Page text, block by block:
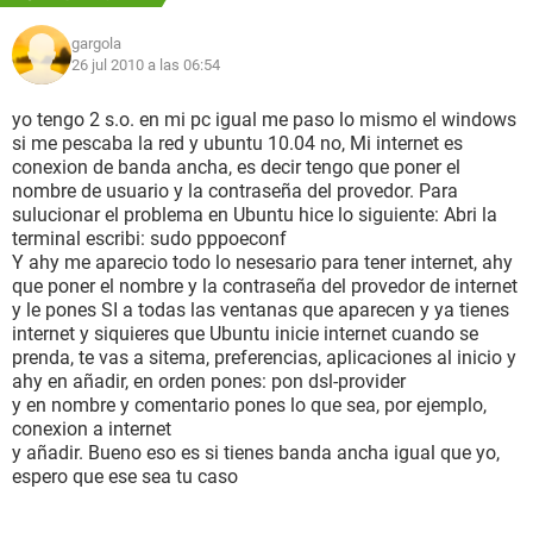
gargola
26 jul 2010 a las 06:54
yo tengo 2 s.o. en mi pc igual me paso lo mismo el windows
si me pescaba la red y ubuntu 10.04 no, Mi internet es
conexion de banda ancha, es decir tengo que poner el
nombre de usuario y la contraseña del provedor. Para
sulucionar el problema en Ubuntu hice lo siguiente: Abri la
terminal escribi: sudo pppoeconf
Y ahy me aparecio todo lo nesesario para tener internet, ahy
que poner el nombre y la contraseña del provedor de internet
y le pones SI a todas las ventanas que aparecen y ya tienes
internet y siquieres que Ubuntu inicie internet cuando se
prenda, te vas a sitema, preferencias, aplicaciones al inicio y
ahy en añadir, en orden pones: pon dsl-provider
y en nombre y comentario pones lo que sea, por ejemplo,
conexion a internet
y añadir. Bueno eso es si tienes banda ancha igual que yo,
espero que ese sea tu caso